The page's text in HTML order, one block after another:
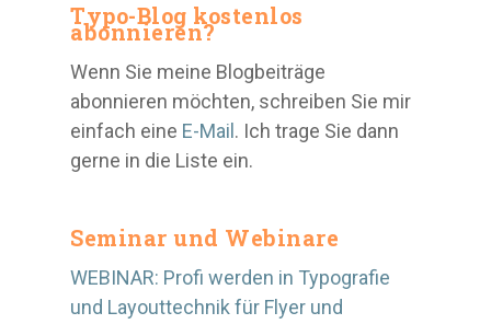
Typo-Blog kostenlos
abonnieren?
Wenn Sie meine Blogbeiträge
abonnieren möchten, schreiben Sie mir
einfach eine E-Mail . Ich trage Sie dann
gerne in die Liste ein.
Seminar und Webinare
WEBINAR: Profi werden in Typografie
und Layouttechnik für Flyer und